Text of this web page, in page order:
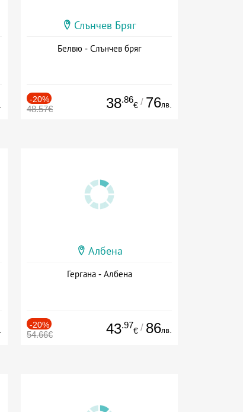
Слънчев Бряг
Белвю - Слънчев бряг
-20%
48.57€ 38.86
€ / 76лв.
Албена
Гергана - Албена
-20%
54.66€ 43.97
€ / 86лв.